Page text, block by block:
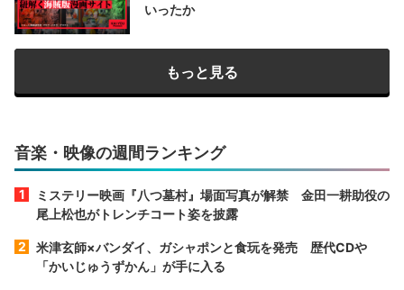
いったか
もっと見る
音楽・映像の週間ランキング
ミステリー映画『八つ墓村』場面写真が解禁 金田一耕助役の
尾上松也がトレンチコート姿を披露
米津玄師×バンダイ、ガシャポンと食玩を発売 歴代CDや
「かいじゅうずかん」が手に入る